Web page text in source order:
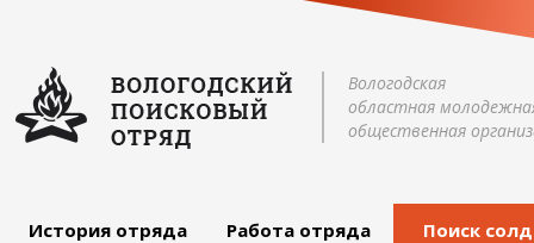
Вологодская
областная
общественная
История отряда Работа отряда Поиск